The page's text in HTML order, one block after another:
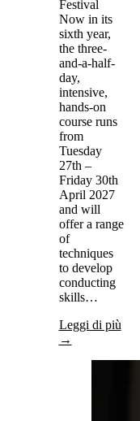
Festival
Now in its
sixth year,
the three-
and-a-half-
day,
intensive,
hands-on
course runs
from
Tuesday
27th –
Friday 30th
April 2027
and will
offer a range
of
techniques
to develop
conducting
skills…
Leggi di più
→